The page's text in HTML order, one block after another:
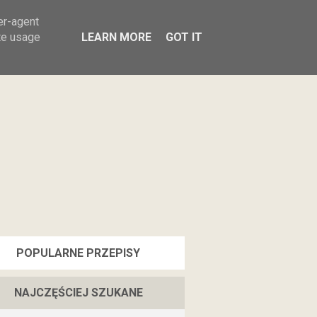
POPULARNE PRZEPISY
NAJCZĘŚCIEJ SZUKANE
agent
usage
LEARN MORE GOT IT